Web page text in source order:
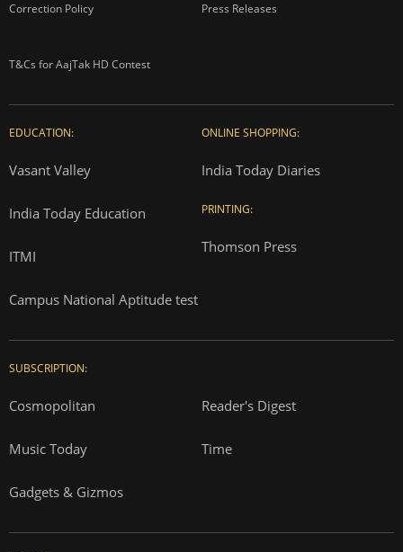
Correction Policy Press Releases
T&Cs for AajTak HD Contest
EDUCATION:
Vasant Valley
India Today Education
ITMI
Campus National Aptitude test
ONLINE SHOPPING:
India Today Diaries
PRINTING:
Thomson Press
SUBSCRIPTION:
Cosmopolitan Reader's Digest
Music Today Time
Gadgets & Gizmos